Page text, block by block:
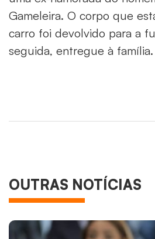
Gameleira. O corpo que
carro foi devolvido para a
seguida, entregue à família.
OUTRAS NOTÍCIAS